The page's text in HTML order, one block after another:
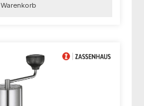
Warenkorb